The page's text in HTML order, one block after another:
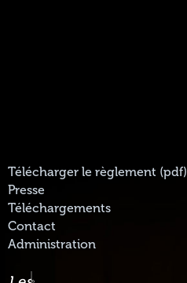
Télécharger le règlement (pdf)
Presse
Téléchargements
Contact
Administration